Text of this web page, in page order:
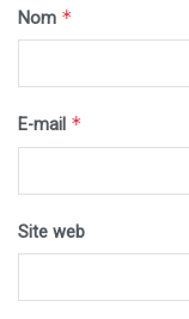
Nom *
E-mail *
Site web